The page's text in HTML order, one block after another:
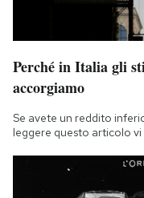
Perché in Italia gli
accorgiamo
Se avete un reddito
leggere questo articolo